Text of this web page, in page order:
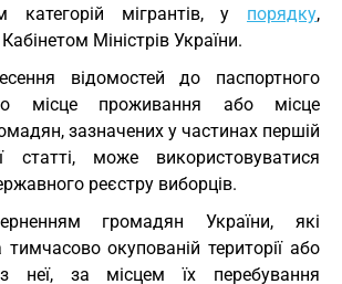
категорій мігрантів, у порядку,
Міністрів України.
відомостей до паспортного
місце проживання або місце
зазначених у частинах першій
статті, може використовуватися
реєстру виборців.
громадян України, які
окупованій території або
з неї, за місцем їх перебування